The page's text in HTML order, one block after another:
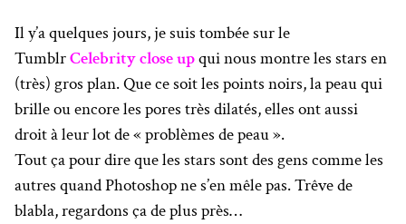
Il y’a quelques jours, je suis tombée sur le
TumblrCelebrity close upqui nous montre les stars en
(très) gros plan. Que ce soit les points noirs, la peau qui
brille ou encore les pores très dilatés, elles ont aussi
droit à leur lot de « problèmes de peau ».
Tout ça pour dire que les stars sont des gens comme les
autres quand Photoshop ne s’en mêle pas. Trêve de
blabla, regardons ça de plus près…